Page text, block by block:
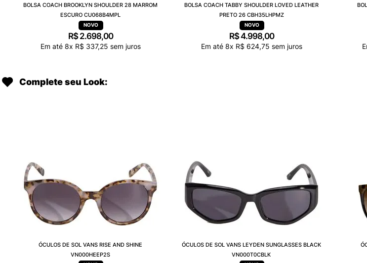
BOLSA COACH BROOKLYN SHOULDER 28 MARROM
ESCURO CU068B4MPL
R$ 2.698,00
Em até 8x R$ 337,25 sem juros
BOLSA COACH TABBY SHOULDER LOVED LEATHER
PRETO 26 CBH35LHPMZ
R$4.998,00
Em até 8x R$ 624,75 sem juros
Complete seu Look:
ÓCULOS DE SOL VANS RISE AND SHINE
VN000HEEP2S
ÓCULOS DE SOL VANS LEYDEN SUNGLASSES BLACK
VN000T0CBLK